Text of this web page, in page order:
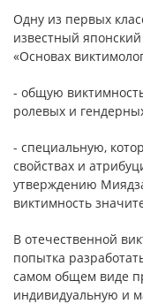
Одну из первых
известный
«Основах
- общую
ролевых и
- специальную,
свойствах и
утверждению
виктимность
В отечественной
попытка
самом общем виде
индивидуальную и